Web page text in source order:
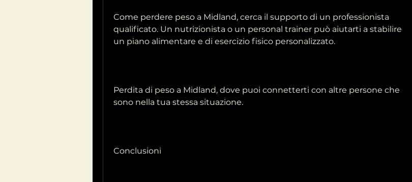
Come perdere peso a Midland, cerca il supporto di un professionista
qualificato. Un nutrizionista o un personal trainer può aiutarti a stabilire
un piano alimentare e di esercizio fisico personalizzato.
Perdita di peso a Midland, dove puoi connetterti con altre persone che
sono nella tua stessa situazione.
Conclusioni